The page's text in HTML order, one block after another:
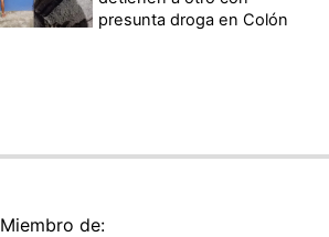
presunta droga en Colón
Miembro de: